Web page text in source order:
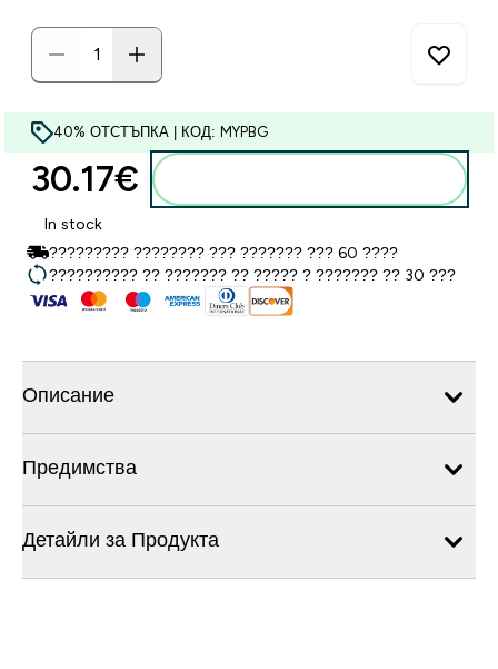
40% ОТСТЪПКА | КОД: MYPBG
30.17€‎
In stock
????????? ???????? ??? ??????? ??? 60 ????
?????????? ?? ??????? ?? ????? ? ??????? ?? 30 ???
Описание
Предимства
Детайли за Продукта